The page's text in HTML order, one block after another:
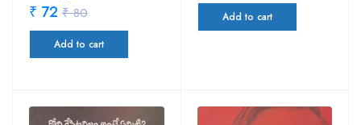
₹ 72 ₹ 80
Add to cart
Add to cart